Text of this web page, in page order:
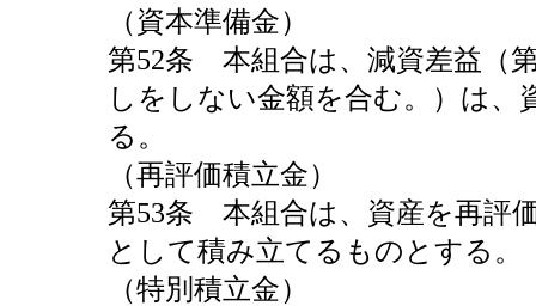
（資本準備金）
第52条 本組合は、減資差益（
しをしない金額を合む。）は
る。
（再評価積立金）
第53条 本組合は、資産を再評
として積み立てるものとする。
（特別積立金）